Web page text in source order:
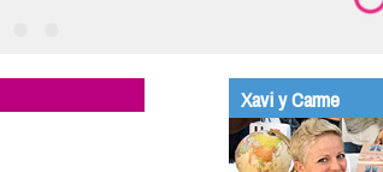
Xavi y Carme